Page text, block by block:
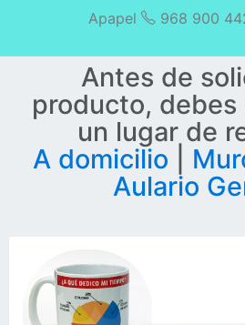
Apapel 968 900
Antes de
producto, debes
un lugar de
A domicilio
Aulario